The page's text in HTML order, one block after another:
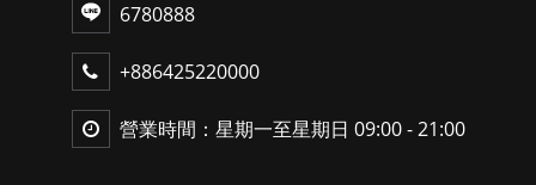
6780888
+886425220000
營業時間：星期一至星期日 09:00 - 21:00